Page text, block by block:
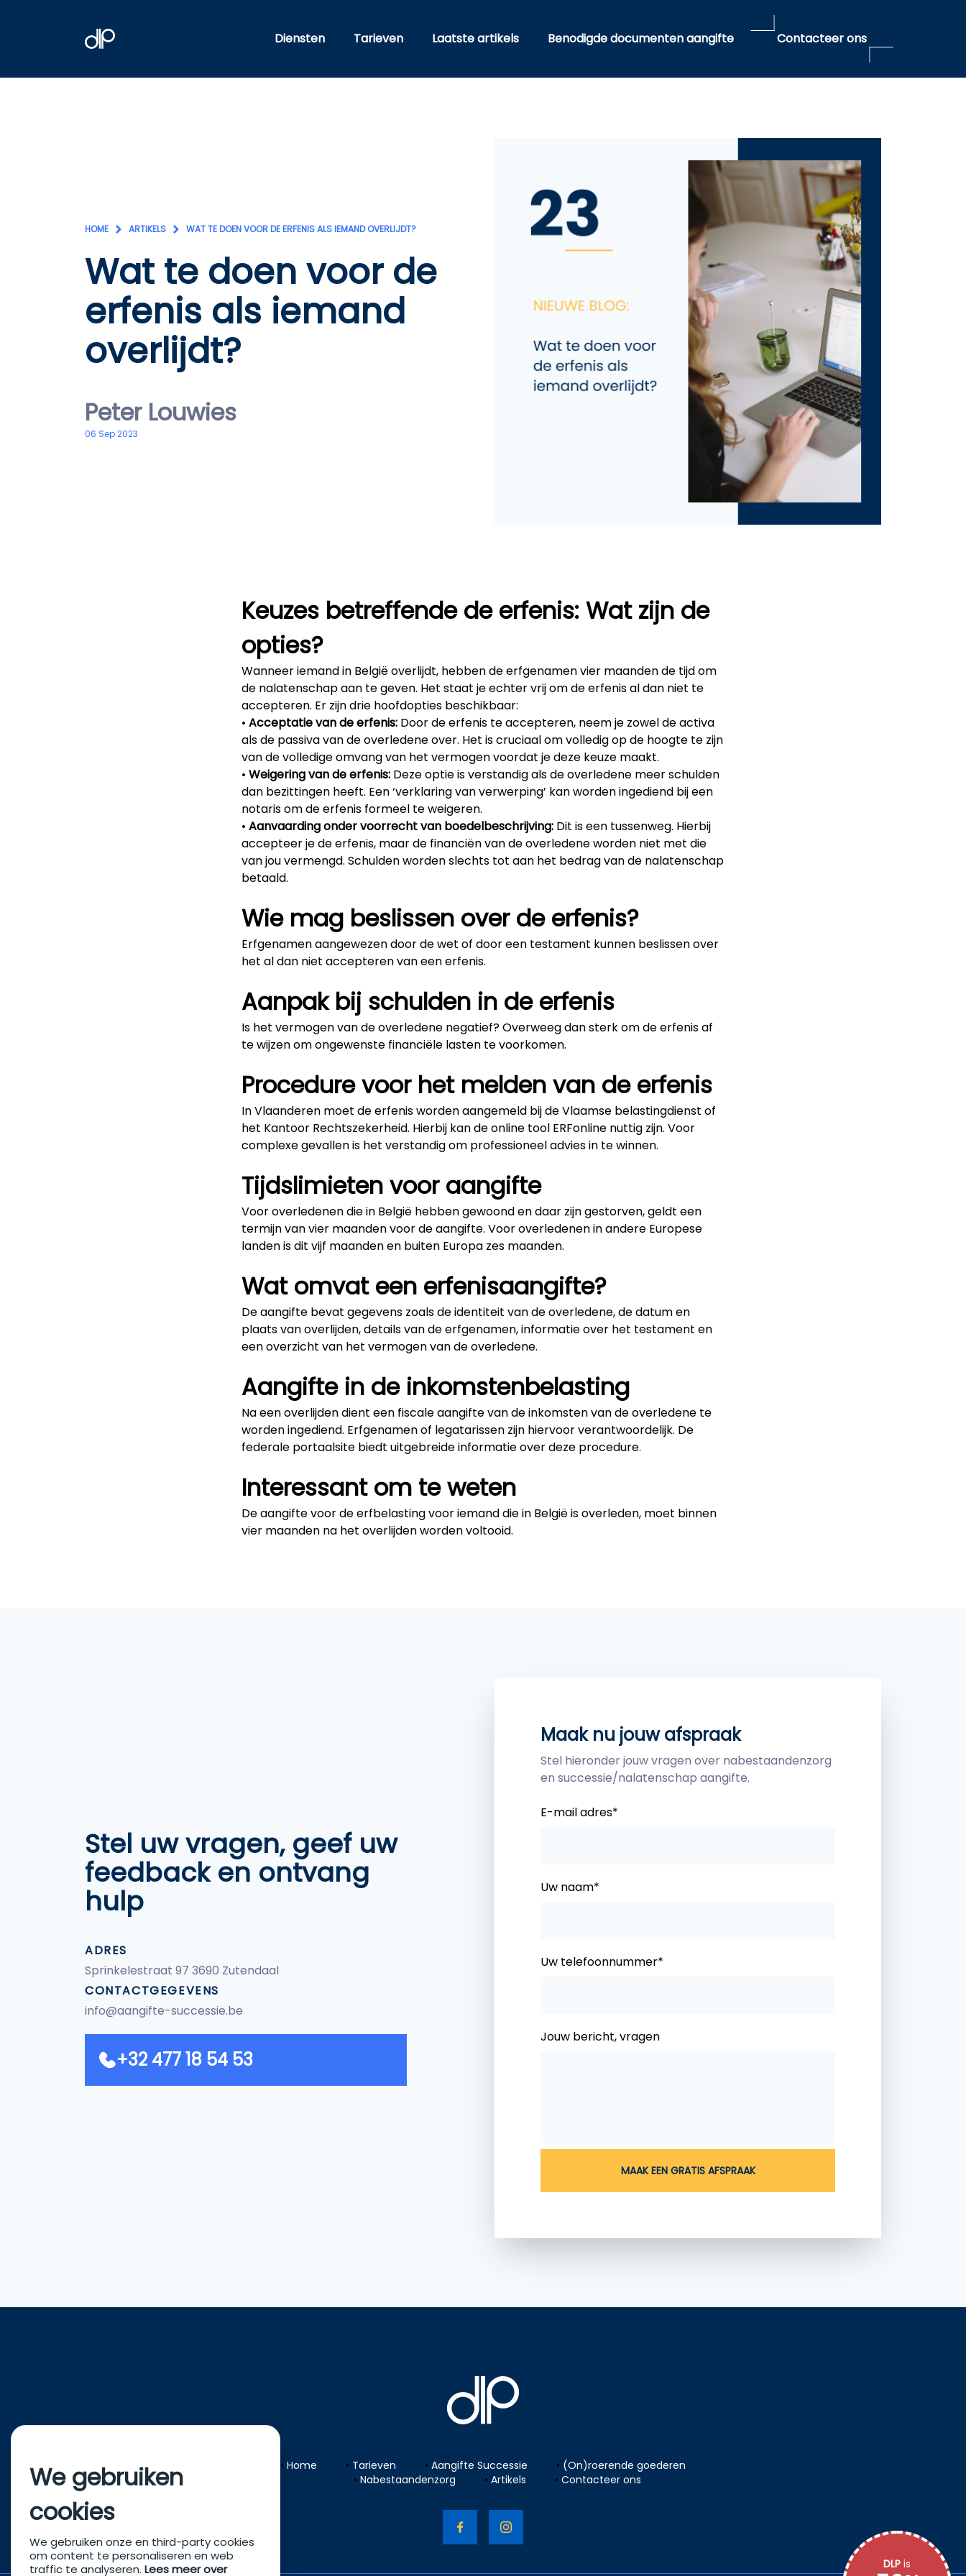
Diensten Tarieven Laatste artikels Benodigde documenten aangifte Contacteer ons
DLP is
HOME ARTIKELS WAT TE DOEN VOOR DE ERFENIS ALS IEMAND OVERLIJDT?
Wat te doen voor de
erfenis als iemand
overlijdt?
Peter Louwies
06 Sep 2023
Keuzes betreffende de erfenis: Wat zijn de
opties?
Wanneer iemand in België overlijdt, hebben de erfgenamen vier maanden de tijd om
de nalatenschap aan te geven. Het staat je echter vrij om de erfenis al dan niet te
accepteren. Er zijn drie hoofdopties beschikbaar:
Acceptatie van de erfenis: Door de erfenis te accepteren, neem je zowel de activa
als de passiva van de overledene over. Het is cruciaal om volledig op de hoogte te zijn
van de volledige omvang van het vermogen voordat je deze keuze maakt.
Weigering van de erfenis: Deze optie is verstandig als de overledene meer schulden
dan bezittingen heeft. Een ‘verklaring van verwerping’ kan worden ingediend bij een
notaris om de erfenis formeel te weigeren.
Aanvaarding onder voorrecht van boedelbeschrijving: Dit is een tussenweg. Hierbij
accepteer je de erfenis, maar de financiën van de overledene worden niet met die
van jou vermengd. Schulden worden slechts tot aan het bedrag van de nalatenschap
betaald.
Wie mag beslissen over de erfenis?
Erfgenamen aangewezen door de wet of door een testament kunnen beslissen over
het al dan niet accepteren van een erfenis.
Aanpak bij schulden in de erfenis
Is het vermogen van de overledene negatief? Overweeg dan sterk om de erfenis af
te wijzen om ongewenste financiële lasten te voorkomen.
Procedure voor het melden van de erfenis
In Vlaanderen moet de erfenis worden aangemeld bij de Vlaamse belastingdienst of
het Kantoor Rechtszekerheid. Hierbij kan de online tool ERFonline nuttig zijn. Voor
complexe gevallen is het verstandig om professioneel advies in te winnen.
Tijdslimieten voor aangifte
Voor overledenen die in België hebben gewoond en daar zijn gestorven, geldt een
termijn van vier maanden voor de aangifte. Voor overledenen in andere Europese
landen is dit vijf maanden en buiten Europa zes maanden.
Wat omvat een erfenisaangifte?
De aangifte bevat gegevens zoals de identiteit van de overledene, de datum en
plaats van overlijden, details van de erfgenamen, informatie over het testament en
een overzicht van het vermogen van de overledene.
Aangifte in de inkomstenbelasting
Na een overlijden dient een fiscale aangifte van de inkomsten van de overledene te
worden ingediend. Erfgenamen of legatarissen zijn hiervoor verantwoordelijk. De
federale portaalsite biedt uitgebreide informatie over deze procedure.
Interessant om te weten
De aangifte voor de erfbelasting voor iemand die in België is overleden, moet binnen
vier maanden na het overlijden worden voltooid.
Stel uw vragen, geef uw
feedback en ontvang
hulp
ADRES
Sprinkelestraat 97 3690 Zutendaal
CONTACTGEGEVENS
info@aangifte-successie.be
+32 477 18 54 53
Maak nu jouw afspraak
Stel hieronder jouw vragen over nabestaandenzorg
en successie/nalatenschap aangifte.
E-mail adres*
Uw naam*
Uw telefoonnummer*
Jouw bericht, vragen
MAAK EEN GRATIS AFSPRAAK
Home Tarieven Aangifte Successie
(On)roerende goederen
Nabestaandenzorg
Artikels Contacteer ons
We gebruiken
cookies
We gebruiken onze en third-party cookies
om content te personaliseren en web
traffic te analyseren. Lees meer over